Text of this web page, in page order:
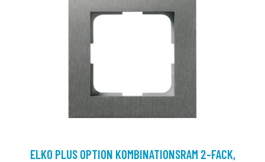
ELKO PLUS OPTION KOMBINATIONSRAM 2-FACK,